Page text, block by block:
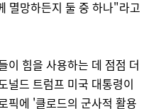
멸망하든지 둘 중 하나"라고
이 힘을 사용하는 데 점점 더
널드 트럼프 미국 대통령이
픽에 '클로드의 군사적 활용